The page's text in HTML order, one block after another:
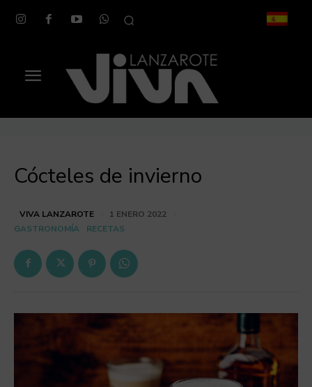
Cócteles de invierno
VIVA LANZAROTE
1 ENERO 2022
GASTRONOMÍA
RECETAS